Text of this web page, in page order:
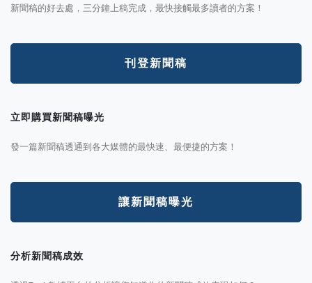
新聞稿的好去處，三分鐘上稿完成，最快接觸最多讀者的方案！
刊登新聞稿
立即購買新聞稿曝光
發一篇新聞稿透通到各大媒體的最快速、最便捷的方案！
讓新聞稿曝光
分析新聞稿成效